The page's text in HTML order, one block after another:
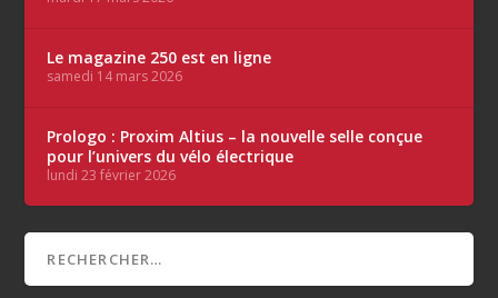
Le magazine 250 est en ligne
samedi 14 mars 2026
Prologo : Proxim Altius – la nouvelle selle conçue
pour l’univers du vélo électrique
lundi 23 février 2026